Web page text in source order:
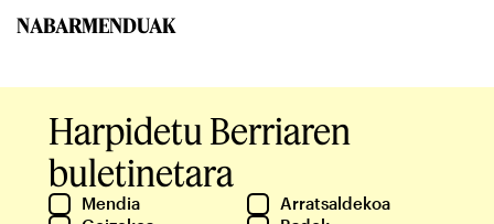
NABARMENDUAK
Harpidetu Berriaren
buletinetara
Mendia
Arratsaldekoa